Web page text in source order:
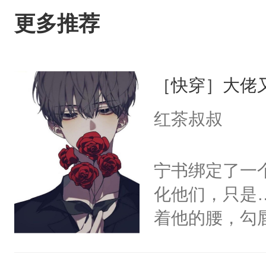
更多推荐
［快穿］大
红茶叔叔
宁书绑定了一
化他们，只是
着他的腰，勾